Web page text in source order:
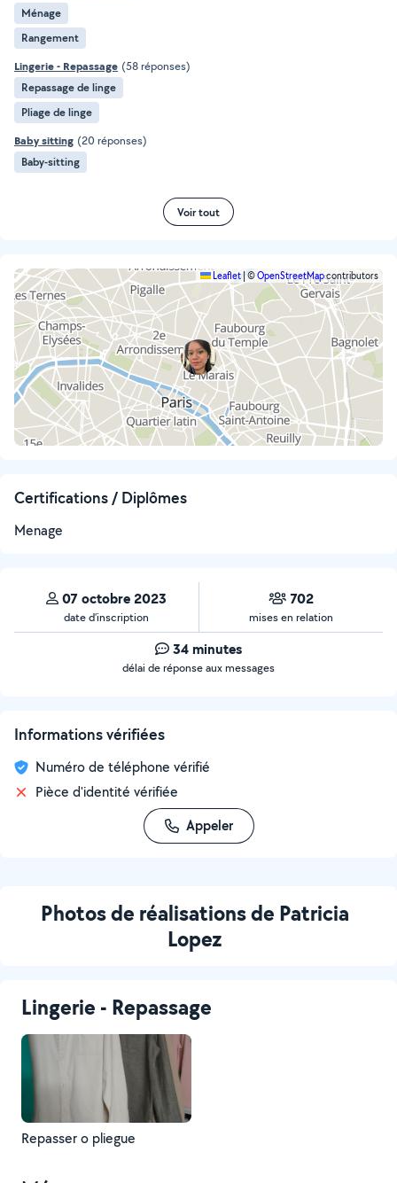
Ménage
Rangement
Lingerie - Repassage (58 réponses)
Repassage de linge
Pliage de linge
Baby sitting (20 réponses)
Baby-sitting
Voir tout
Leaflet|©OpenStreetMapcontributors
Certifications / Diplômes
Menage
07 octobre 2023
date d’inscription
702
mises en relation
34 minutes
délai de réponse aux messages
Informations vérifiées
Numéro de téléphone vérifié
Pièce d'identité vérifiée
Appeler
Photos de réalisations de Patricia
Lopez
Lingerie - Repassage
Repasser o pliegue